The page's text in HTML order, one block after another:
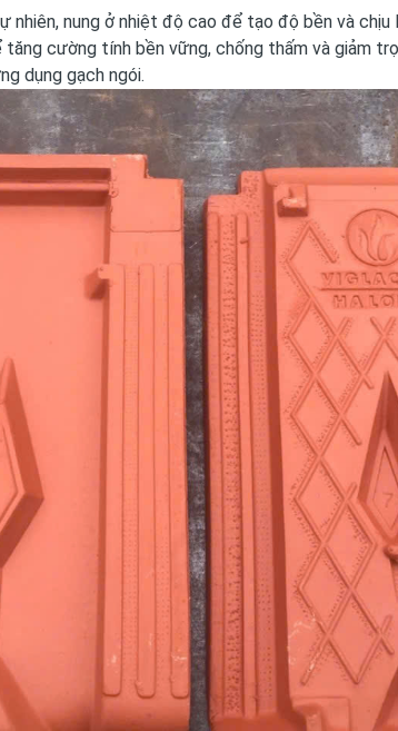
nung ở nhiệt độ cao để tạo độ bền và
cường tính bền vững, chống thấm và giảm
dụng gạch ngói.